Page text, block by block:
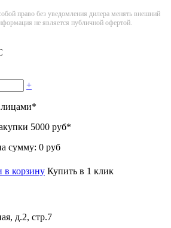
право без уведомления дилера менять внешний
не является публичной офертой.
+
*
5000 руб*
сумму: 0 руб
в корзину Купить в 1 клик
д.2, стр.7